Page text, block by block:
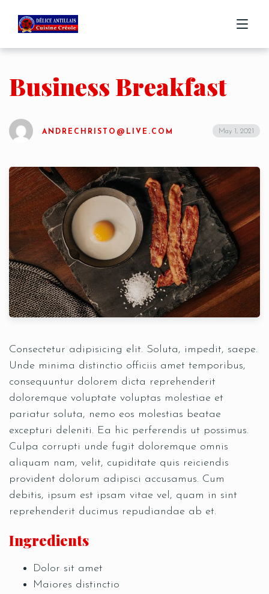
ACCUEIL
COMMANDE
Business Breakfast
ANDRECHRISTO@LIVE.COM May 1, 2021
Consectetur adipisicing elit. Soluta, impedit, saepe.
Unde minima distinctio officiis amet temporibus,
consequuntur dolorem dicta reprehenderit
doloremque voluptate voluptas molestiae et
pariatur soluta, nemo eos molestias beatae
excepturi deleniti. Ea hic perferendis ut possimus.
Culpa corrupti unde fugit doloremque omnis
aliquam nam, velit, cupiditate quis reiciendis
provident dolorum adipisci accusamus. Cum
debitis, ipsum est ipsam vitae vel, quam in sint
reprehenderit ducimus repudiandae ab et.
Ingredients
Dolor sit amet
Maiores distinctio